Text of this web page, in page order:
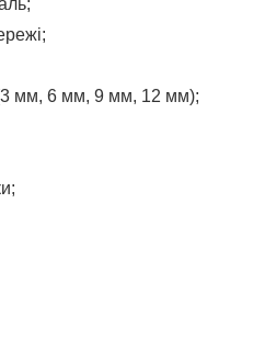
(3 мм, 6 мм, 9 мм, 12 мм);